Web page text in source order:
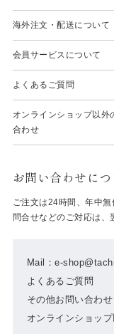
海外注文・配送について
会員サービスについて
よくあるご質問
オンラインショップ以外
合わせ
お問い合わせにつ
Mail：e-
よくあるご質問
その他お問い合わせ
オンラインショッ
ご注文は24時間、年中
問合せなどのご対応は、